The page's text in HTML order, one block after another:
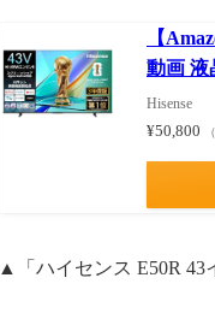
【
動画 液
Hisense
¥50,800
▲「ハイセンス E50R 43